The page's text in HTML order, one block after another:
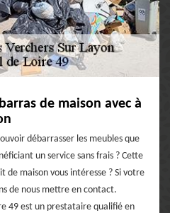
de maison avec à
débarrasser les meubles que
un service sans frais ? Cette
maison vous intéresse ? Si votre
de nous mettre en contact.
49 est un prestataire qualifié en